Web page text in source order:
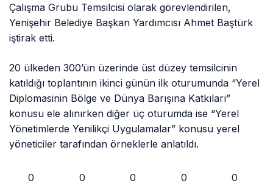
Çalışma Grubu Temsilcisi olarak görevlendirilen,
Yenişehir Belediye Başkan Yardımcısı Ahmet Baştürk
iştirak etti.
20 ülkeden 300’ün üzerinde üst düzey temsilcinin
katıldığı toplantının ikinci günün ilk oturumunda “Yerel
Diplomasinin Bölge ve Dünya Barışına Katkıları”
konusu ele alınırken diğer üç oturumda ise “Yerel
Yönetimlerde Yenilikçi Uygulamalar” konusu yerel
yöneticiler tarafından örneklerle anlatıldı.
0 0 0 0 0